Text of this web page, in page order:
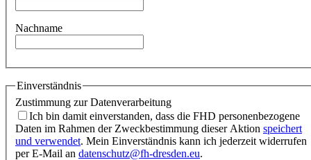
Nachname
Einverständnis
Zustimmung zur Datenverarbeitung
Ich bin damit einverstanden, dass die FHD personenbezogene
Daten im Rahmen der Zweckbestimmung dieser Aktion speichert
und verwendet. Mein Einverständnis kann ich jederzeit widerrufen
per E-Mail an datenschutz@fh-dresden.eu.